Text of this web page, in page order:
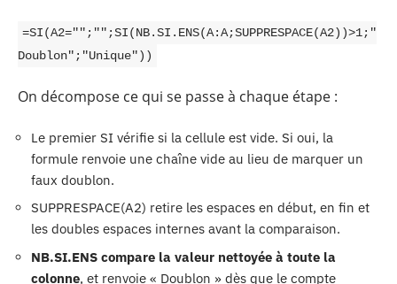
=SI(A2="";"";SI(NB.SI.ENS(A:A;SUPPRESPACE(A2))>1;"
Doublon";"Unique"))
On décompose ce qui se passe à chaque étape :
Le premier SI vérifie si la cellule est vide. Si oui, la
formule renvoie une chaîne vide au lieu de marquer un
faux doublon.
SUPPRESPACE(A2) retire les espaces en début, en fin et
les doubles espaces internes avant la comparaison.
NB.SI.ENS compare la valeur nettoyée à toute la
colonne, et renvoie « Doublon » dès que le compte